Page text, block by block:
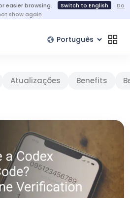
easier browsing. Switch to English
Do
show again
Atualizações Benefits